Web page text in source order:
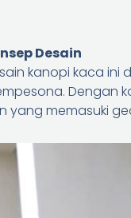
Desain
kanopi kaca ini
Dengan
yang memasuki